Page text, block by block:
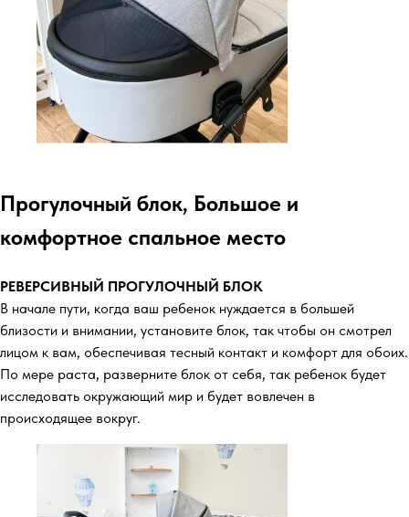
Прогулочный блок, Большое и
комфортное спальное место
РЕВЕРСИВНЫЙ ПРОГУЛОЧНЫЙ БЛОК
В начале пути, когда ваш ребенок нуждается в большей
близости и внимании, установите блок, так чтобы он смотрел
лицом к вам, обеспечивая тесный контакт и комфорт для обоих.
По мере раста, разверните блок от себя, так ребенок будет
исследовать окружающий мир и будет вовлечен в
происходящее вокруг.